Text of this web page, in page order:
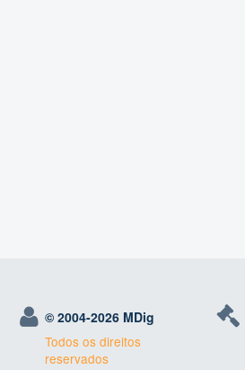
© 2004-2026 MDig
Todos os direitos
reservados